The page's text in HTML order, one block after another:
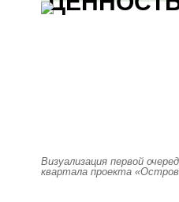
Визуализация первой
квартала проекта